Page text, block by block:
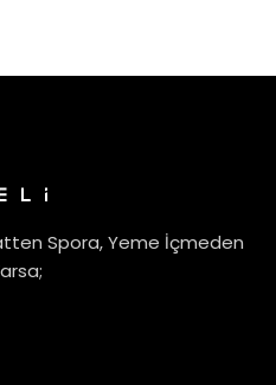
Spora, Yeme İçmeden